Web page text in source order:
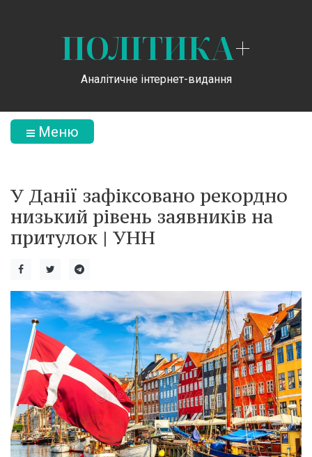
ПОЛІТИКА+
Аналітичне інтернет-видання
Меню
У Данії зафіксовано рекордно
низький рівень заявників на
притулок | УНН